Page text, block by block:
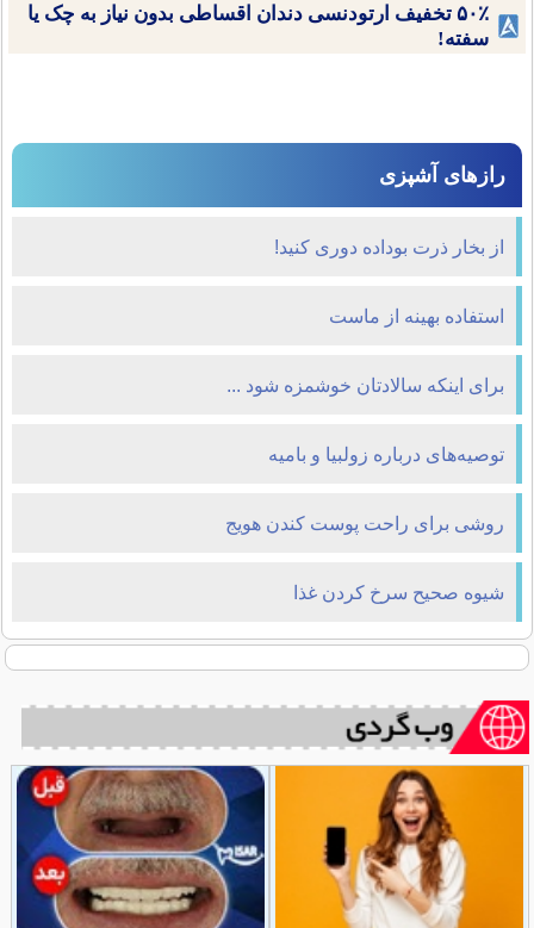
۵۰٪ تخفیف ارتودنسی دندان اقساطی بدون نیاز به چک یا
سفته!
رازهای آشپزی
از بخار ذرت بوداده دوری کنید!
استفاده بهینه از ماست
برای اینكه سالادتان خوشمزه شود ...
توصیه‌های درباره زولبیا و بامیه
روشی برای راحت پوست کندن هویج
شیوه صحیح سرخ کردن غذا